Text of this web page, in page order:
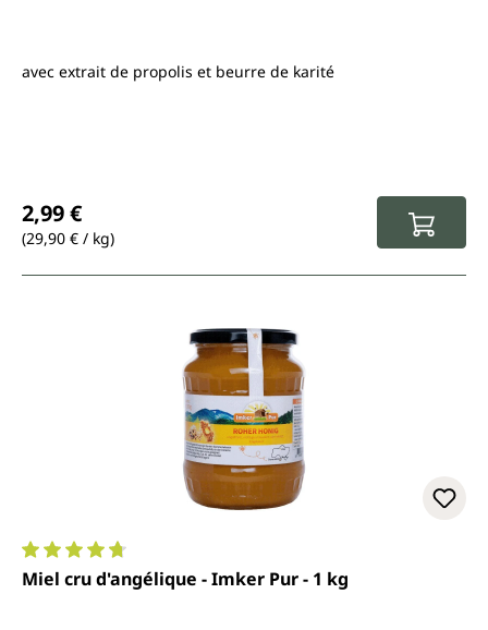
avec extrait de propolis et beurre de karité
2,99 €
(29,90 € / kg)
Note moyenne de 4.7 sur 5 étoiles
Miel cru d'angélique - Imker Pur - 1 kg